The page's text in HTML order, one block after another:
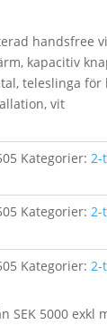
handsfree
kapacitiv
teleslinga
vit
Kategorier:
Kategorier: 2-
Kategorier:
SEK 5000 exkl